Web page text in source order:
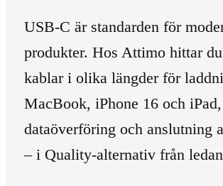
USB-C är standarden för
produkter. Hos Attimo hittar
kablar i olika längder för
MacBook, iPhone 16 och iPad,
dataöverföring och anslutning
– i Quality-alternativ från